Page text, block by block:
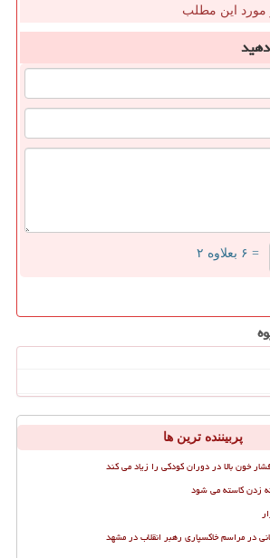
مورد این مطلب
= ۶ بعلاوه ۲
پربیننده ترین ها
خون بالا در دوران کودکی را زیاد می کند
زدن کاسته می شود